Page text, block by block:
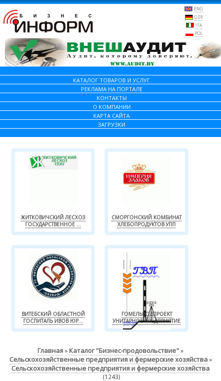
ENG
GER
ITA
POL
КАТАЛОГ ТОВАРОВ И УСЛУГ
РЕКЛАМА НА ПОРТАЛЕ
КОНТАКТЫ
О КОМПАНИИ
КАРТА САЙТА
ЗАГРУЗКИ
ЖИТКОВИЧСКИЙ ЛЕСХОЗ
ГОСУДАРСТВЕННОЕ ...
СМОРГОНСКИЙ КОМБИНАТ
ХЛЕБОПРОДУКТОВ УПП
ВИТЕБСКИЙ ОБЛАСТНОЙ
ГОСПИТАЛЬ ИВОВ ЮР...
ГОМЕЛЬВОДПРОЕКТ
УНИТАРНОЕ ПРЕДПРИЯТИЕ
Главная» Каталог "Бизнес-продовольствие"»
Сельскохозяйственные предприятия и фермерские хозяйства»
Сельскохозяйственные предприятия и фермерские хозяйства
(1243)